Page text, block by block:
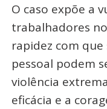
O caso expõe a
trabalhadores
rapidez com
pessoal podem
violência
eficácia e a